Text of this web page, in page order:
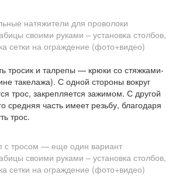
натяжители для проволоки
тросик и талрепы — крюки со стяжками-
такелажа). С одной стороны вокруг
трос, закрепляется зажимом. С другой
средняя часть имеет резьбу, благодаря
трос.
с тросом — еще один вариант